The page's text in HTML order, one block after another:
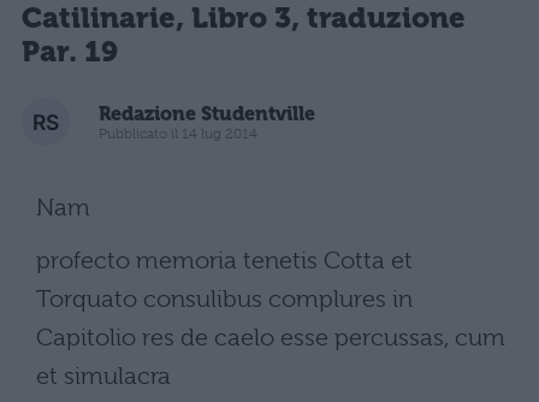
Catilinarie, Libro 3, traduzione
Par. 19
Redazione Studentville
Pubblicato il 14 lug 2014
Nam
profecto memoria tenetis Cotta et
Torquato consulibus complures in
Capitolio res de caelo esse percussas, cum
et simulacra